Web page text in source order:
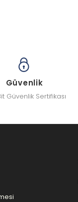
Güvenlik
Güvenlik Sertifikası